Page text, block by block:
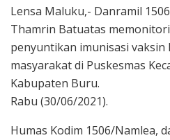
Lensa Maluku,- Danramil
Thamrin Batuatas
penyuntikan imunisasi vaksin
masyarakat di Puskesmas
Kabupaten Buru.
Rabu (30/06/2021).
Humas Kodim 1506/Namlea,